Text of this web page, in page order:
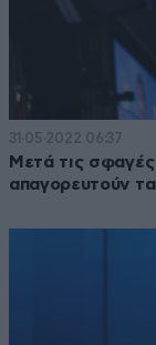
31·05·2022 06:37
Μετά τις
απαγορευτούν